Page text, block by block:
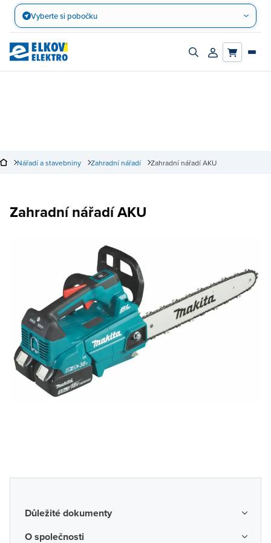
Přejít
obsah
Vyberte si pobočku
Zapnout/vypnout
Přihlásit/
Zahradní nářadí AKU
Zahradní nářadí
Nářadí a stavebniny
Zahradní nářadí AKU
Důležité dokumenty
Obchodní podmínky
O společnosti